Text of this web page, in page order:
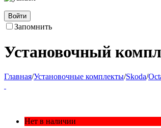
Войти
Запомнить
Установочный
Главная/Установочные комплекты/Skoda/
Нет в наличии